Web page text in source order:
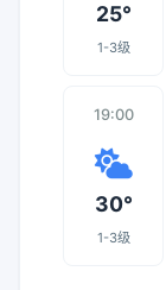
25°
1-3级
19:00
30°
1-3级